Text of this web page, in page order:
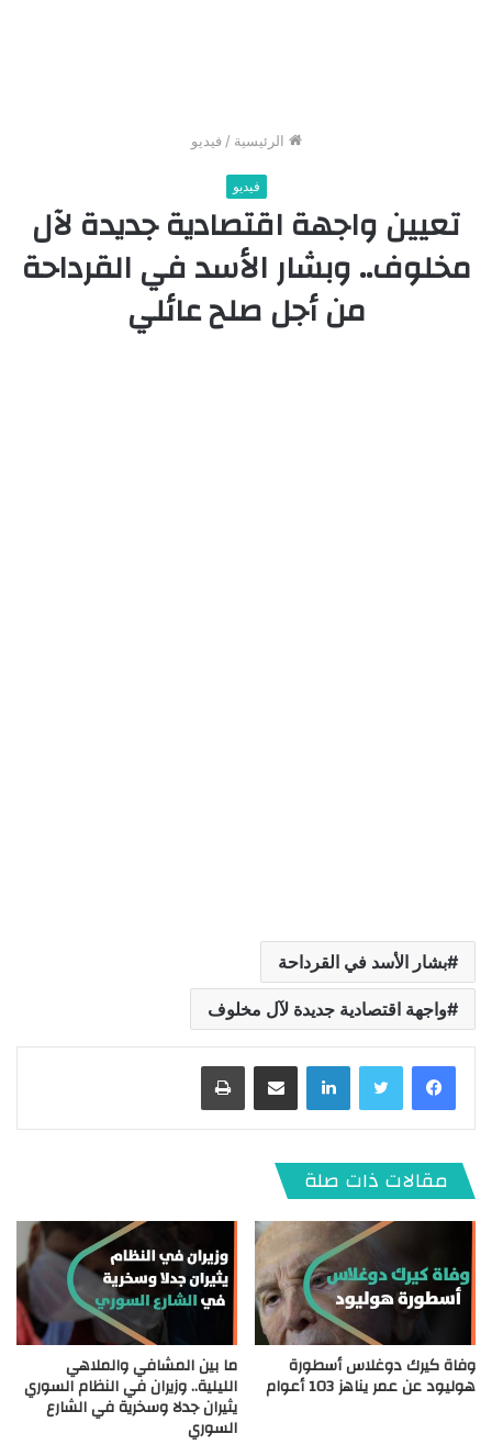
الرئيسية / فيديو
فيديو
تعيين واجهة اقتصادية جديدة لآل
مخلوف.. وبشار الأسد في القرداحة
من أجل صلح عائلي
بشار الأسد في القرداحة
واجهة اقتصادية جديدة لآل مخلوف
لينكدإن
مقالات ذات صلة
وفاة كيرك دوغلاس أسطورة
هوليود عن عمر يناهز 103 أعوام
ما بين المشافي والملاهي
الليلية.. وزيران في النظام السوري
يثيران جدلا وسخرية في الشارع
السوري